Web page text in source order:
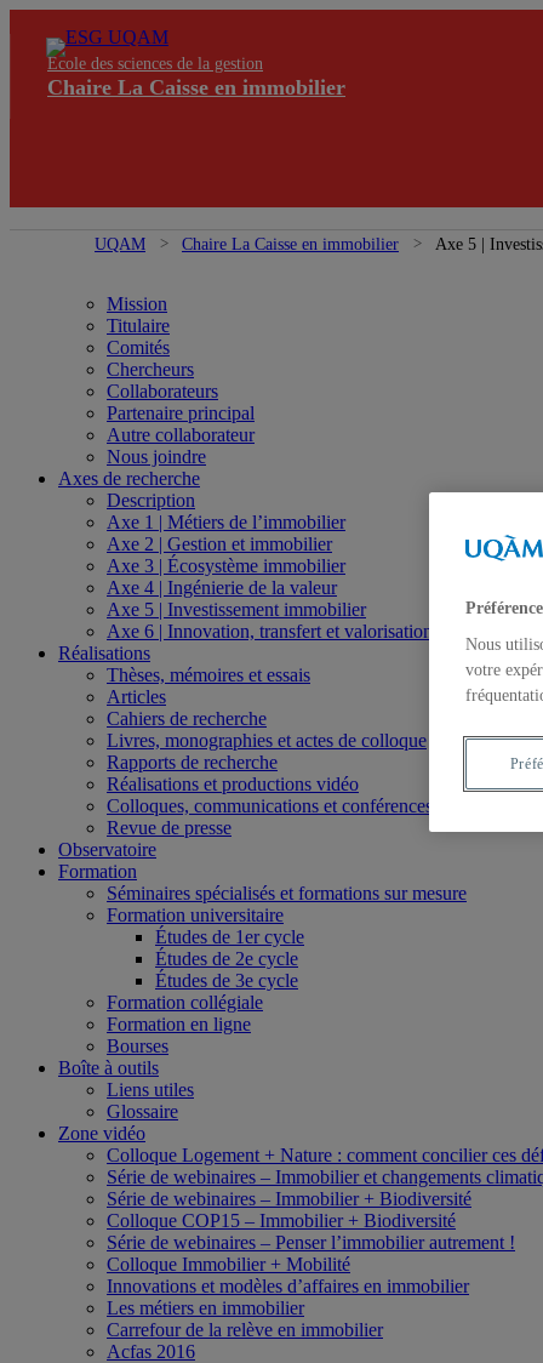
École des sciences de la gestion
Chaire La Caisse en immobilier
UQAM Chaire La Caisse en immobilier Axe 5 |
Mission
Titulaire
Comités
Chercheurs
Collaborateurs
Partenaire principal
Autre collaborateur
Nous joindre
Axes de recherche
Description
Axe 1 | Métiers de l’immobilier
Axe 2 | Gestion et immobilier
Axe 3 | Écosystème immobilier
Axe 4 | Ingénierie de la valeur
Axe 5 | Investissement immobilier
Axe 6 | Innovation, transfert et valorisation
Réalisations
Thèses, mémoires et essais
Articles
Cahiers de recherche
Livres, monographies et actes de colloque
Rapports de recherche
Réalisations et productions vidéo
Colloques, communications et conférences
Revue de presse
Observatoire
Formation
Séminaires spécialisés et formations sur mesure
Formation universitaire
Études de 1er cycle
Études de 2e cycle
Études de 3e cycle
Formation collégiale
Formation en ligne
Bourses
Boîte à outils
Liens utiles
Glossaire
Zone vidéo
Colloque Logement + Nature : comment concilier ces
Série de webinaires – Immobilier et changements
Série de webinaires – Immobilier + Biodiversité
Colloque COP15 – Immobilier + Biodiversité
Série de webinaires – Penser l’immobilier autrement !
Colloque Immobilier + Mobilité
Innovations et modèles d’affaires en immobilier
Les métiers en immobilier
Carrefour de la relève en immobilier
Acfas 2016
Nous
votre